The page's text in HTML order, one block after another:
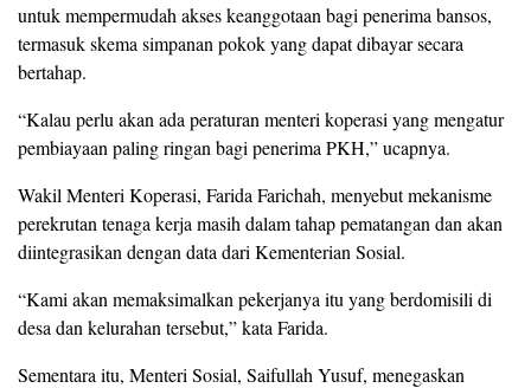
untuk mempermudah akses keanggotaan bagi penerima bansos,
termasuk skema simpanan pokok yang dapat dibayar secara
bertahap.
“Kalau perlu akan ada peraturan menteri koperasi yang mengatur
pembiayaan paling ringan bagi penerima PKH,” ucapnya.
Wakil Menteri Koperasi, Farida Farichah, menyebut mekanisme
perekrutan tenaga kerja masih dalam tahap pematangan dan akan
diintegrasikan dengan data dari Kementerian Sosial.
“Kami akan memaksimalkan pekerjanya itu yang berdomisili di
desa dan kelurahan tersebut,” kata Farida.
Sementara itu, Menteri Sosial, Saifullah Yusuf, menegaskan